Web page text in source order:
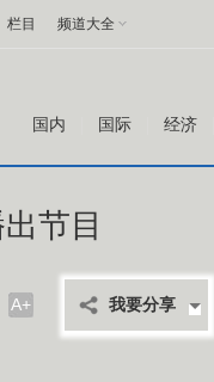
栏目 频道大全
国内 国际 经济
节目
A+ 我要分享